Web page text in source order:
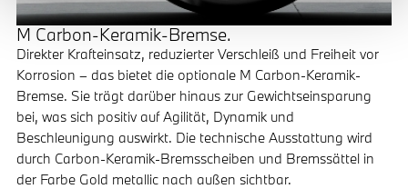
M Carbon-Keramik-Bremse.
Direkter Krafteinsatz, reduzierter Verschleiß und Freiheit vor
Korrosion – das bietet die optionale M Carbon-Keramik-
Bremse. Sie trägt darüber hinaus zur Gewichtseinsparung
bei, was sich positiv auf Agilität, Dynamik und
Beschleunigung auswirkt. Die technische Ausstattung wird
durch Carbon-Keramik-Bremsscheiben und Bremssättel in
der Farbe Gold metallic nach außen sichtbar.